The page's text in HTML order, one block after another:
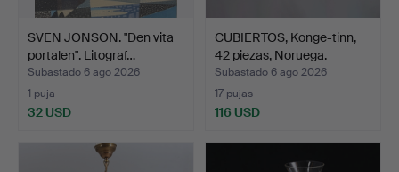
SVEN JONSON. "Den vita
portalen". Litograf…
Subastado 6 ago 2026
1 puja
32 USD
CUBIERTOS, Konge-tinn,
42 piezas, Noruega.
Subastado 6 ago 2026
17 pujas
116 USD